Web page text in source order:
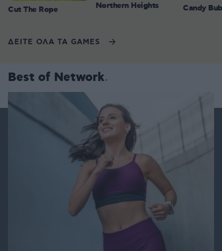
Cut The Rope Northern Heights Candy
ΔΕΙΤΕ ΟΛΑ ΤΑ GAMES
Best of Network